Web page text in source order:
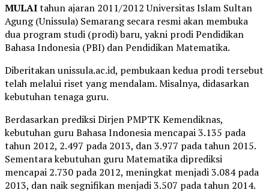
MULAItahun ajaran 2011/2012 Universitas Islam Sultan
Agung (Unissula) Semarang secara resmi akan membuka
dua program studi (prodi) baru, yakni prodi Pendidikan
Bahasa Indonesia (PBI) dan Pendidikan Matematika.
Diberitakan unissula.ac.id, pembukaan kedua prodi tersebut
telah melalui riset yang mendalam. Misalnya, didasarkan
kebutuhan tenaga guru.
Berdasarkan prediksi Dirjen PMPTK Kemendiknas,
kebutuhan guru Bahasa Indonesia mencapai 3.135 pada
tahun 2012, 2.497 pada 2013, dan 3.977 pada tahun 2015.
Sementara kebutuhan guru Matematika diprediksi
mencapai 2.730 pada 2012, meningkat menjadi 3.084 pada
2013, dan naik segnifikan menjadi 3.507 pada tahun 2014.